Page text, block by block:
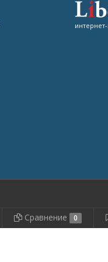
Сравнение 0